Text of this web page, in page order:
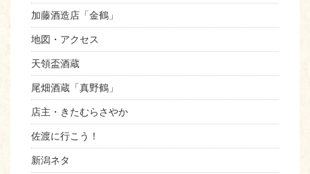
加藤酒造店「金鶴」
地図・アクセス
天領盃酒蔵
尾畑酒蔵「真野鶴」
店主・きたむらさやか
佐渡に行こう！
新潟ネタ